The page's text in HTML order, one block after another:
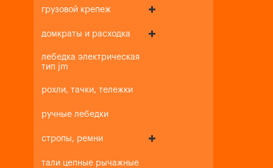
грузовой крепеж
домкраты и расходка
лебедка электрическая
тип jm
рохли, тачки, тележки
ручные лебедки
стропы, ремни
тали цепные рычажные